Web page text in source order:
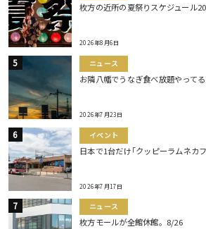
枚方の近所の夏祭りスケジュール
2026年8月6日
ニュース
お隣八幡でうなぎ食べ放題やってる
2026年7月23日
イベント
日本で1台だけ｢クッピーラムネカ
2026年7月17日
ニュース
枚方モールが全館休館。8/26